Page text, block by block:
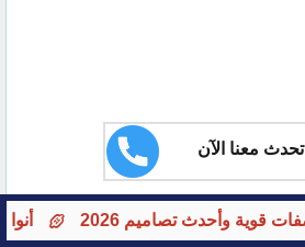
تحدث معنا الآن
أنواع مظلات مسابح بجدةومظلات خارجية للمنازل 2026 |